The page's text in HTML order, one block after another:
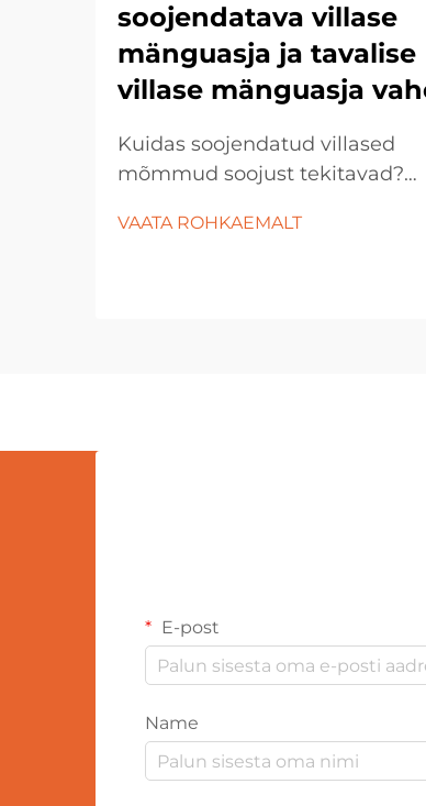
soojendatava villase
mänguasja ja tavalise
villase mänguasja
Kuidas soojendatud villased
mõmmud soojust tekitavad?
soojendatud villased mõmmud
VAATA ROHKAEMALT
E-post
Name